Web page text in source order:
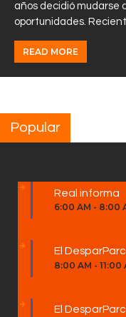
años decidió mudarse
oportunidades.
READ MORE
Popular
Real informa
6:00 AM - 8:00
El
8:00 AM - 11:00
El